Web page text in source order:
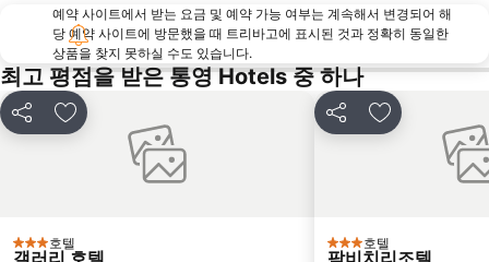
예약 사이트에서 받는 요금 및 예약 가능 여부는 계속해서 변경되어 해
당 예약 사이트에 방문했을 때 트리바고에 표시된 것과 정확히 동일한
상품을 찾지 못하실 수도 있습니다.
최고 평점을 받은 통영 Hotels 중 하나
공유 즐겨찾기에 추가
3 성급호텔
갤러리 호텔
공유 즐겨찾기에
3 성급호텔
팜비치리조텔